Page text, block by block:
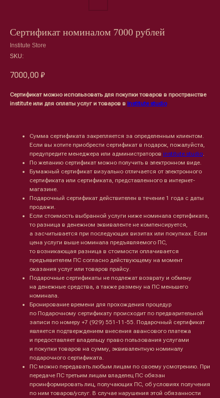
Сертификат номиналом 7000 рублей
Institute Store
SKU:
7000,00 ₽
Сертификат можно использовать для покупки товаров в пространстве
institute или для оплаты услуг и товаров в institute studio
Сумма сертификата закрепляется за определенным клиентом.
Если вы хотите приобрести сертификат в подарок, пожалуйста,
предупредите менеджера или администраторов institute studio.
По желанию сертификат можно получить в электронном виде.
Бумажный сертификат визуально отличается от электронного
сертификата или сертификата, представленного в интернет-
магазине.
Подарочный сертификат действителен в течение 1 года с даты
продажи.
Если стоимость выбранной услуги ниже номинала сертификата,
то разница в денежном эквиваленте не компенсируется,
а засчитывается при последующих визитах или покупках. Если
цена услуги выше номинала предъявляемого ПС,
то возникающая разница в стоимости оплачивается
предъявителем ПС согласно действующему на момент
оказания услуг или товаров прайсу.
Подарочные сертификаты не подлежат возврату и обмену
на денежные средства, а также размену на ПС меньшего
номинала.
Бронирование времени для прохождения процедур
по Подарочному сертификату происходит по предварительной
записи по номеру +7 (929) 551-11-55. Подарочный сертификат
является подтверждением внесения авансового платежа
и предоставляет владельцу право пользования услугами
и покупки товаров на сумму, эквивалентную номиналу
подарочного сертификата.
ПС можно передавать любым лицам по своему усмотрению. При
передаче ПС третьим лицам владелец ПС обязан
проинформировать лиц, получающих ПС, об условиях получения
по ним товаров/услуг. В случае нарушения этой обязанности
Тело
Проблемы
Кремы
Лосьоны
Очищение
Шея и зона декольте
Пилинги/масла
Уход за руками
Уход за ногами
Средства для ванны
Лицо
Очищение
Увлажнение/питание
Сыворотки/ эссенции
Защита от солнца
Тонизация
Восстановление
Маски и патчи